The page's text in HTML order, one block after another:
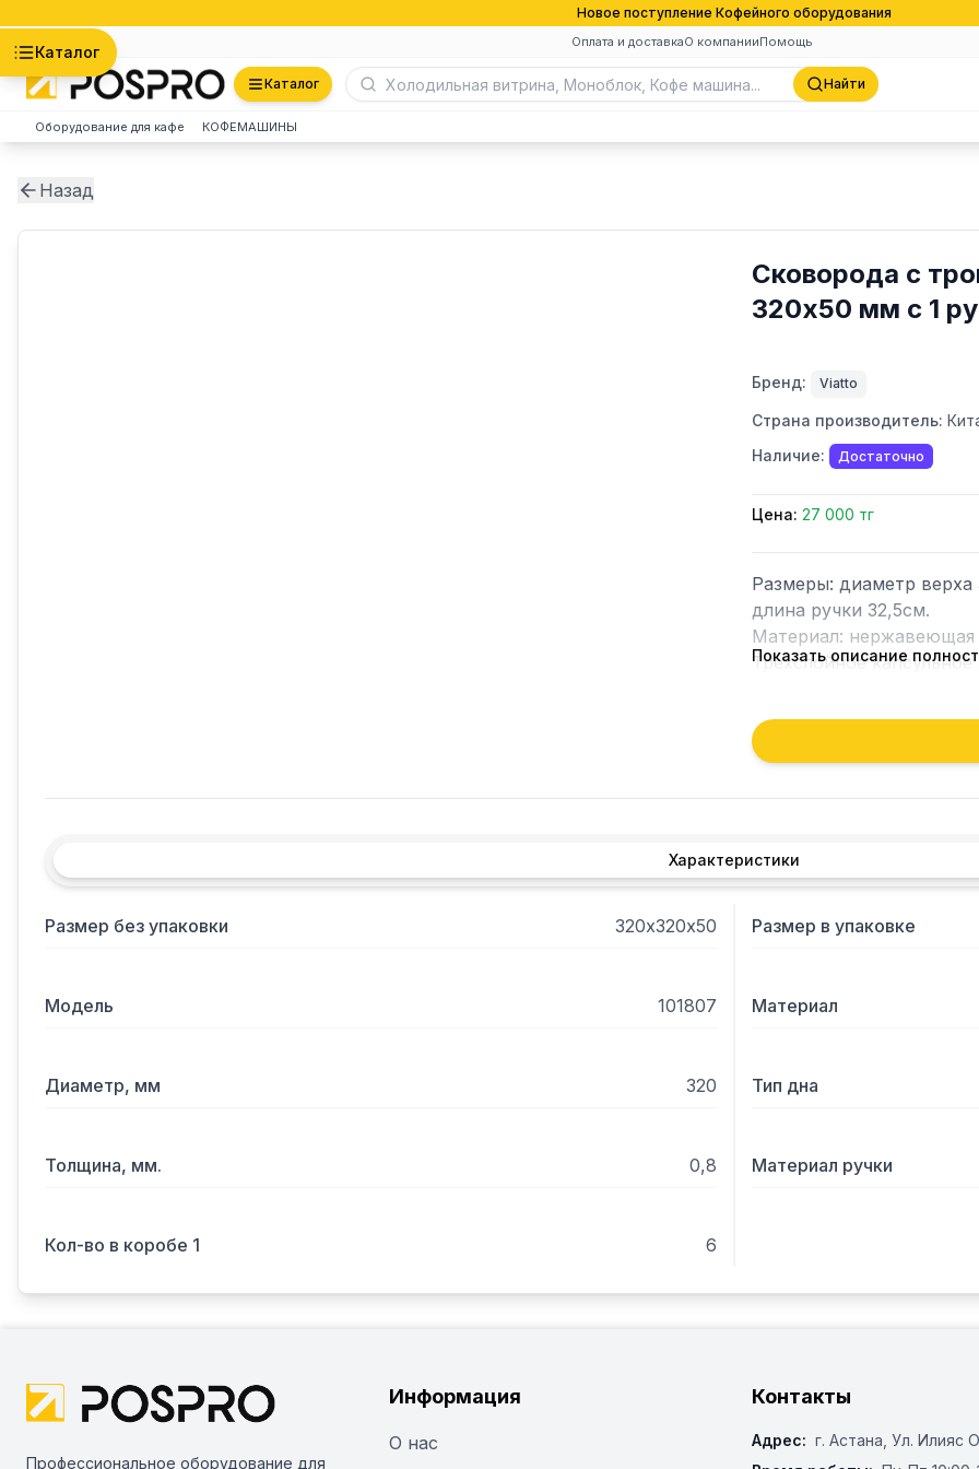
Новое поступление Кофейного оборудования
Оплата и доставкаО компанииПомощь
Каталог
Каталог Найти
Оборудование для кафе КОФЕМАШИНЫ
Назад
Сковорода с
320х50 мм с 1
Бренд: Viatto
Страна производитель:
Наличие:
Достаточно
Цена: 27 000 тг
Размеры: диаметр
длина ручки 32,5см.
Материал: нержавеющая
Трехслойное капсульное
Толщина дна, мм:
Общая толщина дна, мм: 3.
Подходит для всех
Показать описание
Характеристики
Размер без упаковки 320х320х50 Размер в упаковке
Модель 101807 Материал
Диаметр, мм 320 Тип дна
Толщина, мм. 0,8 Материал ручки
Кол-во в коробе 1 6
Профессиональное оборудование для
Информация
О нас
Контакты
Адрес: г. Астана, ​Ул. Илияс